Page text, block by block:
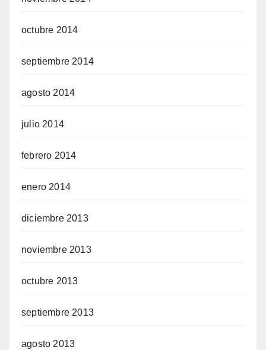
octubre 2014
septiembre 2014
agosto 2014
julio 2014
febrero 2014
enero 2014
diciembre 2013
noviembre 2013
octubre 2013
septiembre 2013
agosto 2013